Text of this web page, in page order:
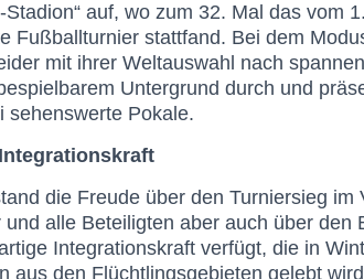
Stadion“ auf, wo zum 32. Mal das vom
Fußballturnier stattfand. Bei dem
mit ihrer Weltauswahl nach
Untergrund durch und
sehenswerte Pokale.
die Freude über den Turniersieg
und alle Beteiligten aber auch über
Integrationskraft verfügt, die in
aus den Flüchtlingsgebieten gelebt